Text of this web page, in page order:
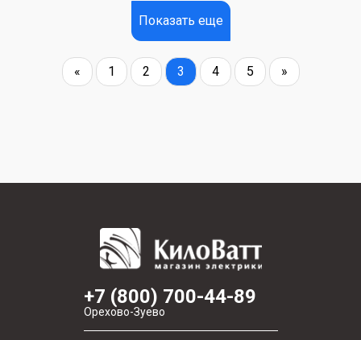
Показать еще
« 1 2 3 4 5 »
+7 (800) 700-44-89
Орехово-Зуево